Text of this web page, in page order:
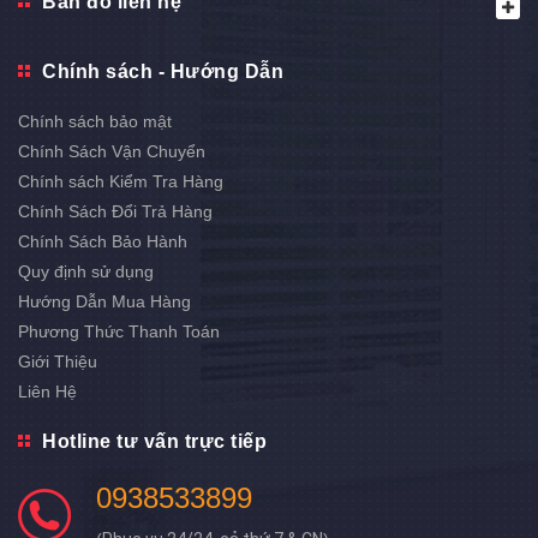
Chính sách - Hướng Dẫn
Chính sách bảo mật
Chính Sách Vận Chuyển
Chính sách Kiểm Tra Hàng
Chính Sách Đổi Trả Hàng
Chính Sách Bảo Hành
Quy định sử dụng
Hướng Dẫn Mua Hàng
Phương Thức Thanh Toán
Giới Thiệu
Liên Hệ
Hotline tư vấn trực tiếp
0938533899